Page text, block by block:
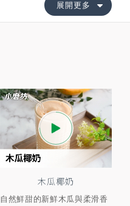
展開更多
木瓜椰奶
自然鮮甜的新鮮木瓜與柔滑香